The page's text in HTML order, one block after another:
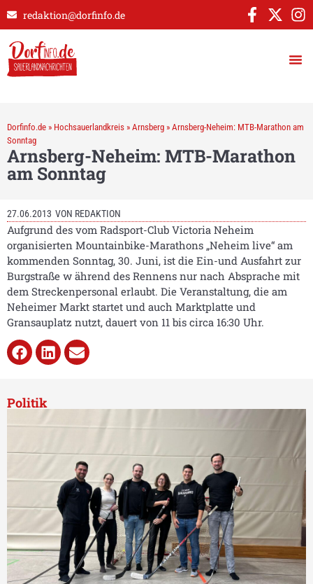
redaktion@dorfinfo.de
Dorfinfo.de » Hochsauerlandkreis » Arnsberg » Arnsberg-Neheim: MTB-Marathon am
Sonntag
Arnsberg-Neheim: MTB-Marathon
am Sonntag
27.06.2013 VON REDAKTION
Aufgrund des vom Radsport-Club Victoria Neheim
organisierten Mountainbike-Marathons „Neheim live“ am
kommenden Sonntag, 30. Juni, ist die Ein-und Ausfahrt zur
Burgstraße w ährend des Rennens nur nach Absprache mit
dem Streckenpersonal erlaubt. Die Veranstaltung, die am
Neheimer Markt startet und auch Marktplatte und
Gransauplatz nutzt, dauert von 11 bis circa 16:30 Uhr.
Politik